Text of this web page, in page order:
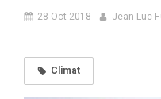
28 Oct 2018 Jean-Luc
Climat